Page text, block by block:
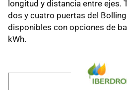
longitud y distancia entre ejes.
dos y cuatro puertas del
disponibles con opciones de
kWh.